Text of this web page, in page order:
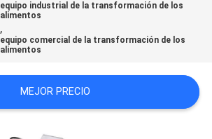
equipo industrial de la transformación de los
alimentos
,
equipo comercial de la transformación de los
alimentos
MEJOR PRECIO